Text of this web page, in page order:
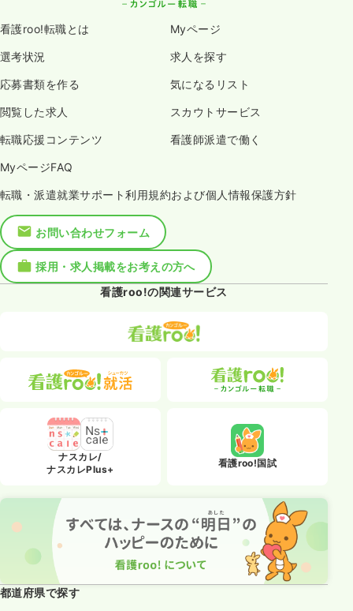
看護roo!転職とは Myページ
選考状況 求人を探す
応募書類を作る 気になるリスト
閲覧した求人 スカウトサービス
転職応援コンテンツ 看護師派遣で働く
MyページFAQ
転職・派遣就業サポート利用規約および個人情報保護方針
お問い合わせフォーム
採用・求人掲載をお考えの方へ
看護roo!の関連サービス
ナスカレ/
ナスカレPlus+
看護roo!国試
都道府県で探す